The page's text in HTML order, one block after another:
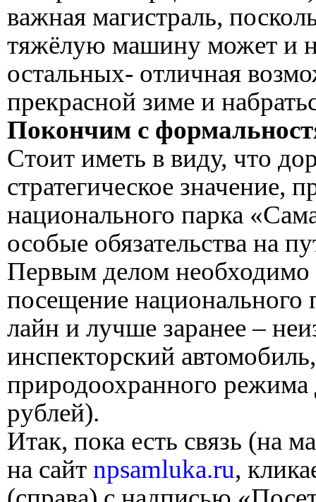
важная магистраль,
тяжёлую машину может и
остальных- отличная
прекрасной зиме и
Покончим с
Стоит иметь в виду, что
стратегическое значение,
национального парка
особые обязательства на
Первым делом необходимо
посещение национального
лайн и лучше заранее –
инспекторский
природоохранного
рублей).
Итак, пока есть связь (на
на сайт npsamluka.ru,